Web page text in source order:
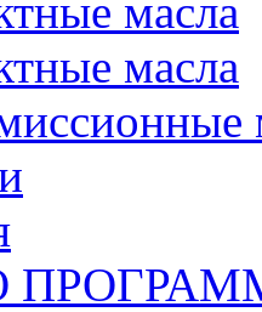
масла
масла